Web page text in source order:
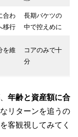
合わ
移行
長期バケツの
中で控えめに
を維
コアのみで十
分
年齢と資産額に合
リターンを追うの
客観視してみてく